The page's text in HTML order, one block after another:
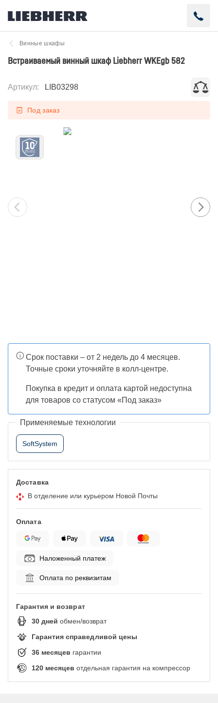
Винные шкафы
Встраиваемый винный шкаф Liebherr WKEgb 582
Артикул: LIB03298
Под заказ
Срок поставки – от 2 недель до 4 месяцев.
Точные сроки уточняйте в колл-центре.
Покупка в кредит и оплата картой недоступна
для товаров со статусом «Под заказ»
Применяемые технологии
SoftSystem
Доставка
В отделение или курьером Новой Почты
Оплата
Наложенный платеж
Оплата по реквизитам
Гарантия и возврат
30 дней обмен/возврат
Гарантия справедливой цены
36 месяцев гарантии
120 месяцев отдельная гарантия на компрессор